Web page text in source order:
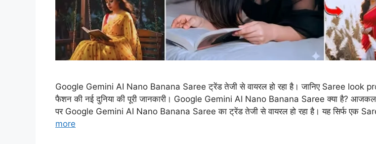
Google Gemini AI Nano Banana Saree ट्रेंड तेजी से वायरल हो रहा है। जानिए Saree look
फैशन की नई दुनिया की पूरी जानकारी। Google Gemini AI Nano Banana Saree क्या है? आजकल
पर Google Gemini AI Nano Banana Saree का ट्रेंड तेजी से वायरल हो रहा है। यह सिर्फ एक
more